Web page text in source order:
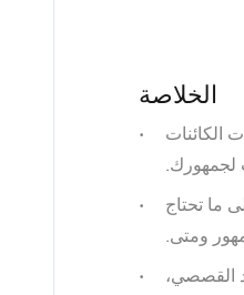
الخلاصة
الكائنات
لجمهورك.
ما تحتاج
ومتى.
القصصي،